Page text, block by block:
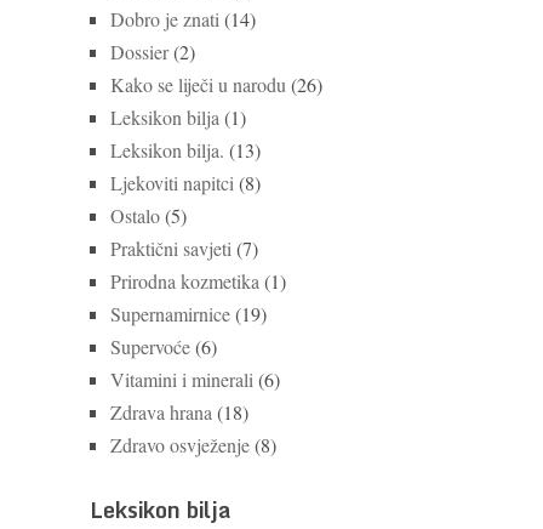
Dobro je znati (14)
Dossier(2)
Kako se liječi u narodu (26)
Leksikon bilja (1)
Leksikon bilja. (13)
Ljekoviti napitci (8)
Ostalo(5)
Praktični savjeti (7)
Prirodna kozmetika (1)
Supernamirnice(19)
Supervoće(6)
Vitamini i minerali (6)
Zdrava hrana (18)
Zdravo osvježenje(8)
Leksikon bilja